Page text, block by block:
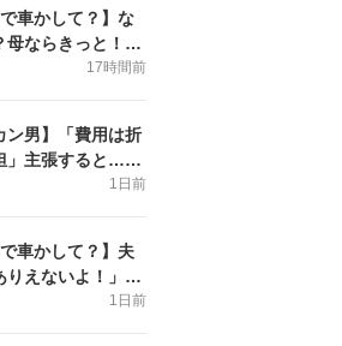
車かして？】な
母ならきっと！＜
17時間前
ン男】「費用は折
」主張すると…＜
1日前
車かして？】夫
りえないよ！」＜
1日前